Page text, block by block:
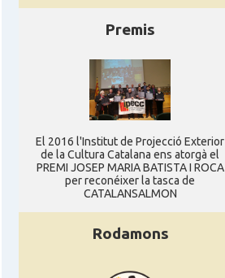
Premis
El 2016 l'Institut de Projecció Exterior
de la Cultura Catalana ens atorgà el
PREMI JOSEP MARIA BATISTA I ROCA
per reconéixer la tasca de
CATALANSALMON
Rodamons